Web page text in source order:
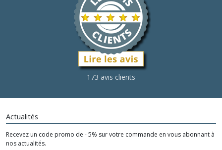
173 avis clients
Actualités
Recevez un code promo de - 5% sur votre commande en vous abonnant à
nos actualités.